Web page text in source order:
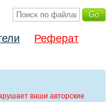
Реферат
ваши авторские